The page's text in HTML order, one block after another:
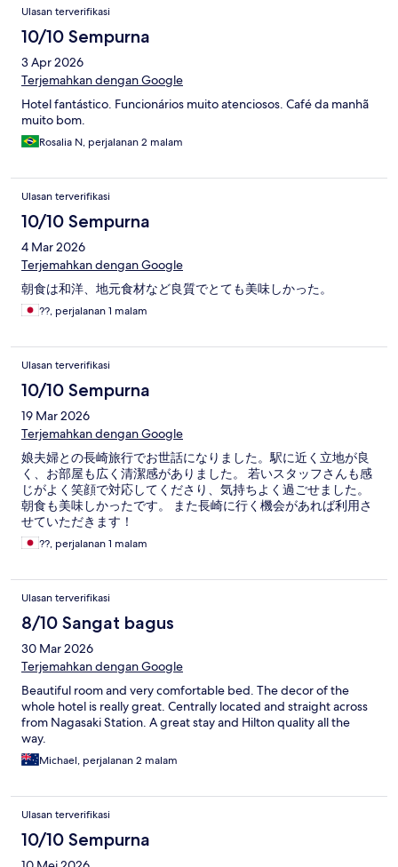
Ulasan terverifikasi
10/10 Sempurna
3 Apr 2026
Terjemahkan dengan Google
Hotel fantástico. Funcionários muito atenciosos. Café da manhã
muito bom.
Rosalia N, perjalanan 2 malam
Ulasan terverifikasi
10/10 Sempurna
4 Mar 2026
Terjemahkan dengan Google
朝食は和洋、地元食材など良質でとても美味しかった。
??, perjalanan 1 malam
Ulasan terverifikasi
10/10 Sempurna
19 Mar 2026
Terjemahkan dengan Google
娘夫婦との長崎旅行でお世話になりました。駅に近く立地が良
く、お部屋も広く清潔感がありました。 若いスタッフさんも感
じがよく笑顔で対応してくださり、気持ちよく過ごせました。
朝食も美味しかったです。 また長崎に行く機会があれば利用さ
せていただきます！
??, perjalanan 1 malam
Ulasan terverifikasi
8/10 Sangat bagus
30 Mar 2026
Terjemahkan dengan Google
Beautiful room and very comfortable bed. The decor of the
whole hotel is really great. Centrally located and straight across
from Nagasaki Station. A great stay and Hilton quality all the
way.
Michael, perjalanan 2 malam
Ulasan terverifikasi
10/10 Sempurna